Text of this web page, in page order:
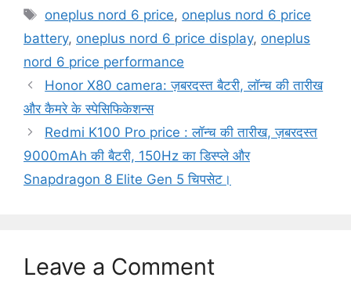
Tags
oneplus nord 6 price, oneplus nord 6 price
battery, oneplus nord 6 price display, oneplus
nord 6 price performance
Honor X80 camera: ज़बरदस्त बैटरी, लॉन्च की तारीख
और कैमरे के स्पेसिफिकेशन्स
Redmi K100 Pro price : लॉन्च की तारीख, ज़बरदस्त
9000mAh की बैटरी, 150Hz का डिस्प्ले और
Snapdragon 8 Elite Gen 5 चिपसेट।
Leave a Comment